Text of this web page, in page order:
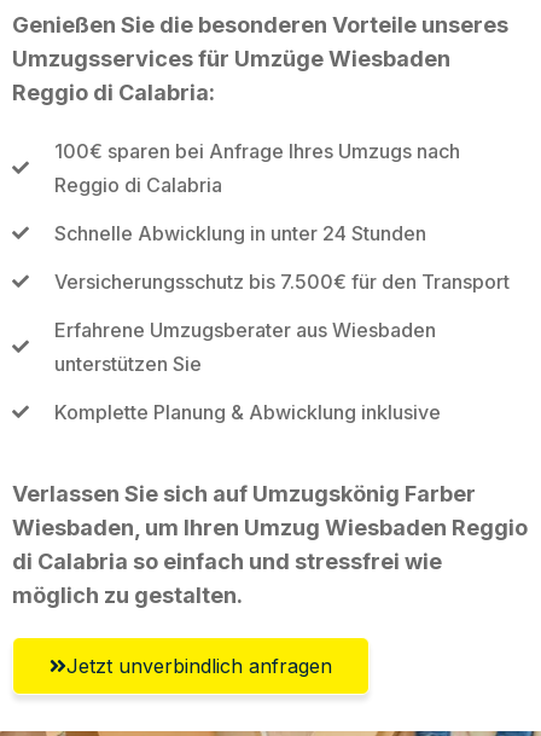
Genießen Sie die besonderen Vorteile unseres
Umzugsservices für Umzüge Wiesbaden
Reggio di Calabria:
100€ sparen bei Anfrage Ihres Umzugs nach
Reggio di Calabria
Schnelle Abwicklung in unter 24 Stunden
Versicherungsschutz bis 7.500€ für den Transport
Erfahrene Umzugsberater aus Wiesbaden
unterstützen Sie
Komplette Planung & Abwicklung inklusive
Verlassen Sie sich auf Umzugskönig Farber
Wiesbaden, um Ihren Umzug Wiesbaden Reggio
di Calabria so einfach und stressfrei wie
möglich zu gestalten.
Jetzt unverbindlich anfragen